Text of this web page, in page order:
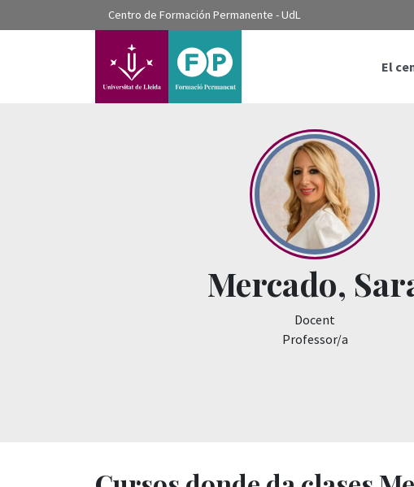
???label.access.jump.content???
???label.access.jump.header???
???label.access.jump.footer???
???label.access.jump.menu???
Centro de Formación Permanente - UdL
El
Mercado,
Docent
Professor/a